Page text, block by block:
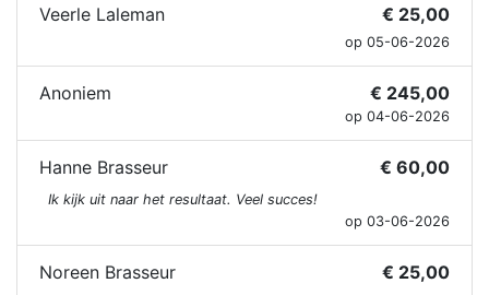
Veerle Laleman € 25,00
op 05-06-2026
Anoniem € 245,00
op 04-06-2026
Hanne Brasseur € 60,00
Ik kijk uit naar het resultaat. Veel succes!
op 03-06-2026
Noreen Brasseur € 25,00